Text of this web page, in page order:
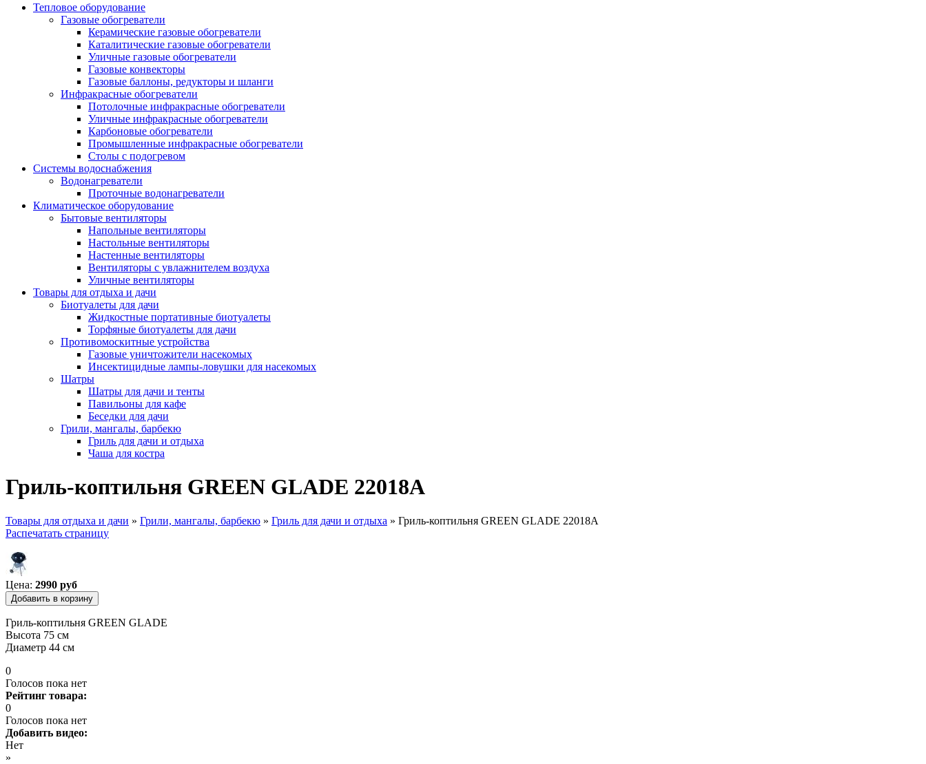
Тепловое оборудование
Газовые обогреватели
Керамические газовые обогреватели
Каталитические газовые обогреватели
Уличные газовые обогреватели
Газовые конвекторы
Газовые баллоны, редукторы и шланги
Инфракрасные обогреватели
Потолочные инфракрасные обогреватели
Уличные инфракрасные обогреватели
Карбоновые обогреватели
Промышленные инфракрасные обогреватели
Столы с подогревом
Системы водоснабжения
Водонагреватели
Проточные водонагреватели
Климатическое оборудование
Бытовые вентиляторы
Напольные вентиляторы
Настольные вентиляторы
Настенные вентиляторы
Вентиляторы с увлажнителем воздуха
Уличные вентиляторы
Товары для отдыха и дачи
Биотуалеты для дачи
Жидкостные портативные биотуалеты
Торфяные биотуалеты для дачи
Противомоскитные устройства
Газовые уничтожители насекомых
Инсектицидные лампы-ловушки для насекомых
Шатры
Шатры для дачи и тенты
Павильоны для кафе
Беседки для дачи
Грили, мангалы, барбекю
Гриль для дачи и отдыха
Чаша для костра
Гриль-коптильня GREEN GLADE 22018A
Вы здесь
Товары для отдыха и дачи » Грили, мангалы, барбекю » Гриль для дачи и отдыха » Гриль-коптильня GREEN GLADE 22018A
Распечатать страницу
Цена: 2990 руб
Гриль-коптильня GREEN GLADE
Высота 75 см
Диаметр 44 см
0
Голосов пока нет
Рейтинг товара:
0
Голосов пока нет
Добавить видео:
Нет
»